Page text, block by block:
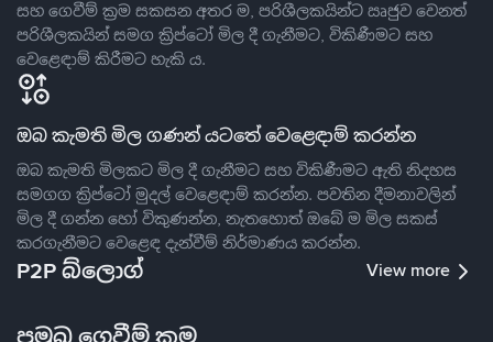
සහ ගෙවීම් ක්‍රම සකසන අතර ම, පරිශීලකයින්ට ඍජුව වෙනත්
පරිශීලකයින් සමග ක්‍රිප්ටෝ මිල දී ගැනීමට, විකිණීමට සහ
වෙළෙඳාම් කිරීමට හැකි ය.
ඔබ කැමති මිල ගණන් යටතේ වෙළෙඳාම් කරන්න
ඔබ කැමති මිලකට මිල දී ගැනීමට සහ විකිණීමට ඇති නිදහස
සමගග ක්‍රිප්ටෝ මුදල් වෙළෙඳාම් කරන්න. පවතින දීමනාවලින්
මිල දී ගන්න හෝ විකුණන්න, නැතහොත් ඔබේ ම මිල සකස්
කරගැනීමට වෙළෙඳ දැන්වීම් නිර්මාණය කරන්න.
P2P බ්ලොග් View more